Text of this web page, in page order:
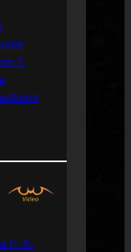
1:
P. K.